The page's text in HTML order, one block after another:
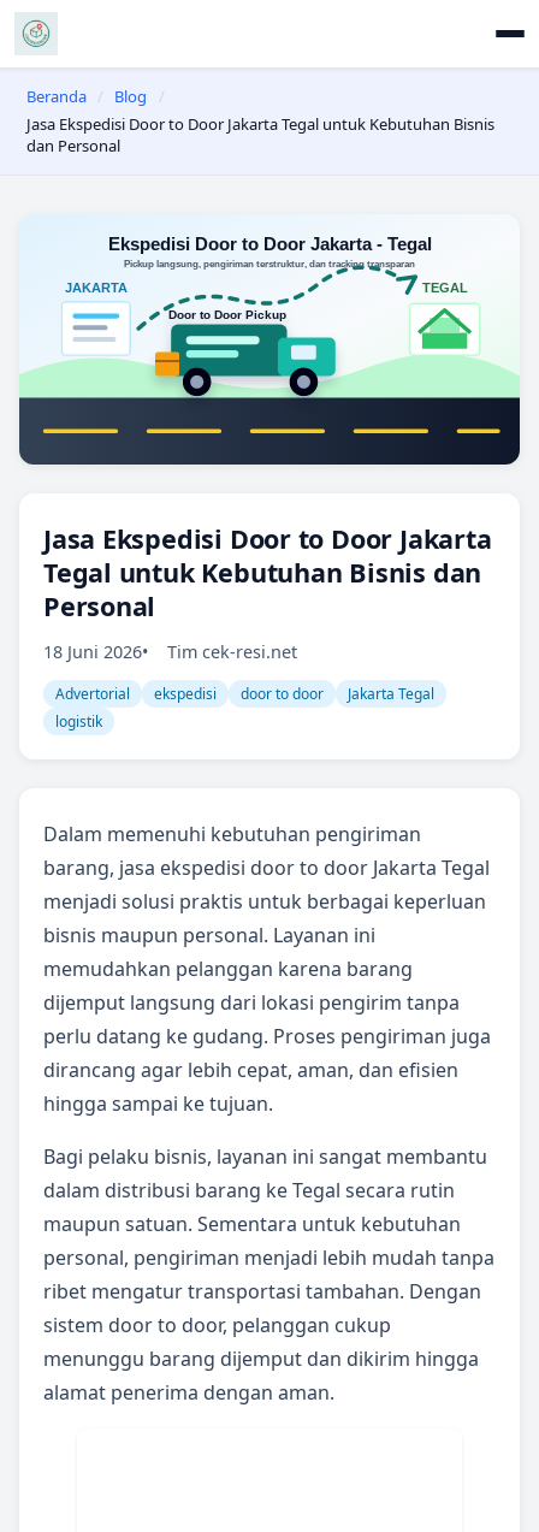
Beranda / Blog
/
Jasa Ekspedisi Door to Door Jakarta Tegal untuk Kebutuhan Bisnis
dan Personal
Jasa Ekspedisi Door to Door Jakarta
Tegal untuk Kebutuhan Bisnis dan
Personal
18 Juni 2026 Tim cek-resi.net
Advertorial ekspedisi door to door
Jakarta Tegal
logistik
Dalam memenuhi kebutuhan pengiriman
barang, jasa ekspedisi door to door Jakarta Tegal
menjadi solusi praktis untuk berbagai keperluan
bisnis maupun personal. Layanan ini
memudahkan pelanggan karena barang
dijemput langsung dari lokasi pengirim tanpa
perlu datang ke gudang. Proses pengiriman juga
dirancang agar lebih cepat, aman, dan efisien
hingga sampai ke tujuan.
Bagi pelaku bisnis, layanan ini sangat membantu
dalam distribusi barang ke Tegal secara rutin
maupun satuan. Sementara untuk kebutuhan
personal, pengiriman menjadi lebih mudah tanpa
ribet mengatur transportasi tambahan. Dengan
sistem door to door, pelanggan cukup
menunggu barang dijemput dan dikirim hingga
alamat penerima dengan aman.